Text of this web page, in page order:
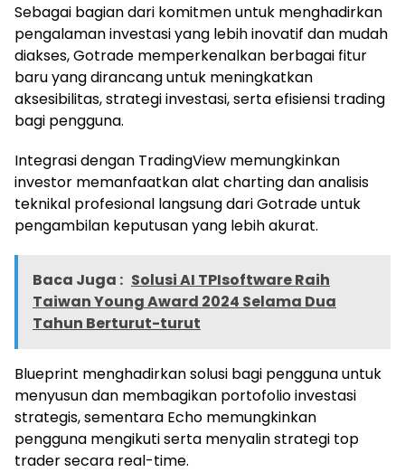
Sebagai bagian dari komitmen untuk menghadirkan
pengalaman investasi yang lebih inovatif dan mudah
diakses, Gotrade memperkenalkan berbagai fitur
baru yang dirancang untuk meningkatkan
aksesibilitas, strategi investasi, serta efisiensi trading
bagi pengguna.
Integrasi dengan TradingView memungkinkan
investor memanfaatkan alat charting dan analisis
teknikal profesional langsung dari Gotrade untuk
pengambilan keputusan yang lebih akurat.
Baca Juga : Solusi AI TPIsoftware Raih
Taiwan Young Award 2024 Selama Dua
Tahun Berturut-turut
Blueprint menghadirkan solusi bagi pengguna untuk
menyusun dan membagikan portofolio investasi
strategis, sementara Echo memungkinkan
pengguna mengikuti serta menyalin strategi top
trader secara real-time.